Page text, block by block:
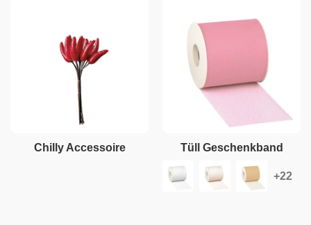
Chilly Accessoire Tüll Geschenkband